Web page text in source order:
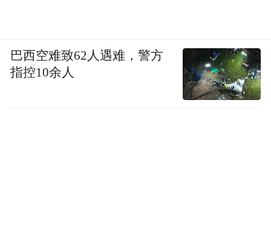
巴西空难致62人遇难，警方
指控10余人